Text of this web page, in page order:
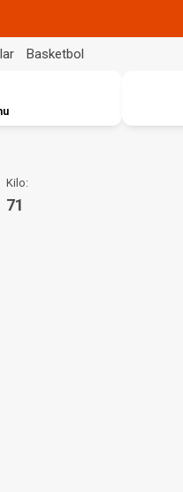
Basketbol
Kilo:
71